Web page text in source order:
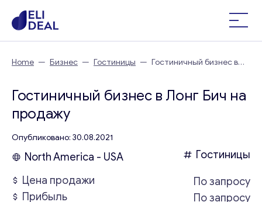
Home — Бизнес — Гостиницы — Гостиничный бизнес в
Гостиничный бизнес в Лонг Бич на
продажу
Опубликовано: 30.08.2021
North America - USA
Гостиницы
Цена продажи
По запросу
Прибыль
По запросу